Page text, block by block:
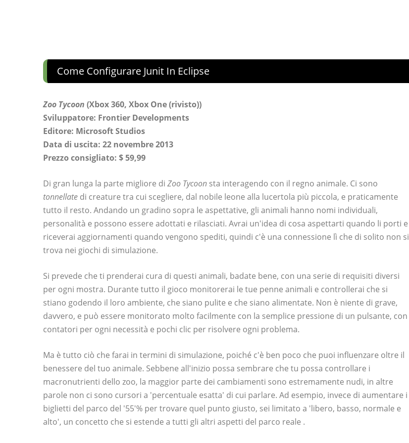
Come Configurare Junit In Eclipse
Zoo Tycoon (Xbox 360, Xbox One (rivisto))
Sviluppatore: Frontier Developments
Editore: Microsoft Studios
Data di uscita: 22 novembre 2013
Prezzo consigliato: $ 59,99
Di gran lunga la parte migliore di Zoo Tycoon sta interagendo con il regno animale. Ci sono
tonnellate di creature tra cui scegliere, dal nobile leone alla lucertola più piccola, e praticamente
tutto il resto. Andando un gradino sopra le aspettative, gli animali hanno nomi individuali,
personalità e possono essere adottati e rilasciati. Avrai un'idea di cosa aspettarti quando li porti e
riceverai aggiornamenti quando vengono spediti, quindi c'è una connessione lì che di solito non si
trova nei giochi di simulazione.
Si prevede che ti prenderai cura di questi animali, badate bene, con una serie di requisiti diversi
per ogni mostra. Durante tutto il gioco monitorerai le tue penne animali e controllerai che si
stiano godendo il loro ambiente, che siano pulite e che siano alimentate. Non è niente di grave,
davvero, e può essere monitorato molto facilmente con la semplice pressione di un pulsante, con
contatori per ogni necessità e pochi clic per risolvere ogni problema.
Ma è tutto ciò che farai in termini di simulazione, poiché c'è ben poco che puoi influenzare oltre il
benessere del tuo animale. Sebbene all'inizio possa sembrare che tu possa controllare i
macronutrienti dello zoo, la maggior parte dei cambiamenti sono estremamente nudi, in altre
parole non ci sono cursori a 'percentuale esatta' di cui parlare. Ad esempio, invece di aumentare i
biglietti del parco del '55'% per trovare quel punto giusto, sei limitato a 'libero, basso, normale e
alto', un concetto che si estende a tutti gli altri aspetti del parco reale .